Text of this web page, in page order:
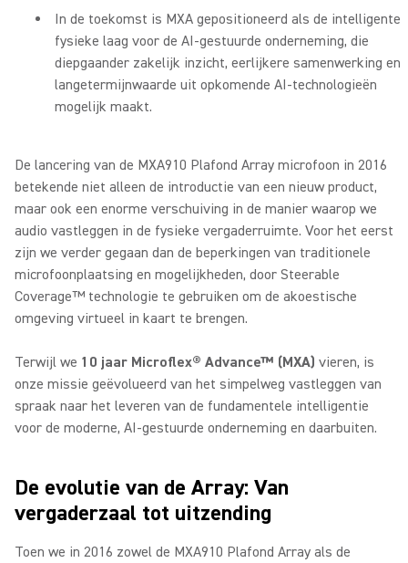
In de toekomst is MXA gepositioneerd als de intelligente
fysieke laag voor de AI-gestuurde onderneming, die
diepgaander zakelijk inzicht, eerlijkere samenwerking en
langetermijnwaarde uit opkomende AI-technologieën
mogelijk maakt.
De lancering van de MXA910 Plafond Array microfoon in 2016
betekende niet alleen de introductie van een nieuw product,
maar ook een enorme verschuiving in de manier waarop we
audio vastleggen in de fysieke vergaderruimte. Voor het eerst
zijn we verder gegaan dan de beperkingen van traditionele
microfoonplaatsing en mogelijkheden, door Steerable
Coverage™ technologie te gebruiken om de akoestische
omgeving virtueel in kaart te brengen.
Terwijl we 10 jaar Microflex® Advance™ (MXA) vieren, is
onze missie geëvolueerd van het simpelweg vastleggen van
spraak naar het leveren van de fundamentele intelligentie
voor de moderne, AI-gestuurde onderneming en daarbuiten.
De evolutie van de Array: Van
vergaderzaal tot uitzending
Toen we in 2016 zowel de MXA910 Plafond Array als de